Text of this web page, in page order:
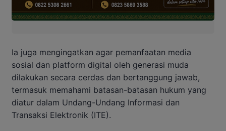
Ia juga mengingatkan agar pemanfaatan media
sosial dan platform digital oleh generasi muda
dilakukan secara cerdas dan bertanggung jawab,
termasuk memahami batasan-batasan hukum yang
diatur dalam Undang-Undang Informasi dan
Transaksi Elektronik (ITE).